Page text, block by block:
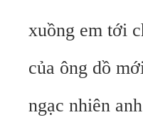
xuồng em tới
của ông dồ
ngạc nhiên